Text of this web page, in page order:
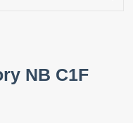
NB C1F